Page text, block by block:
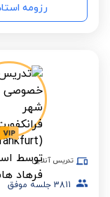
رزومه
تدریس آنلاین
3811 جلسه موفق